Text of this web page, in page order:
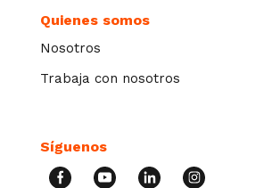
Quienes somos
Nosotros
Trabaja con nosotros
Síguenos